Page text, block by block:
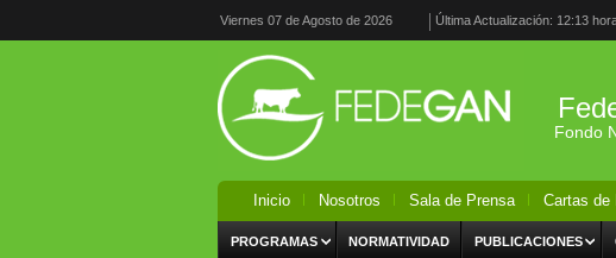
Viernes 07 de Agosto de 2026 Última Actualización: 12:13
Fondo
Inicio Nosotros Sala de Prensa Cartas de
PROGRAMAS NORMATIVIDAD PUBLICACIONES